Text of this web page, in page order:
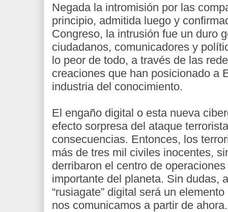
Negada la intromisión por las
principio, admitida luego y
Congreso, la intrusión fue un duro
ciudadanos, comunicadores y
lo peor de todo, a través de las
creaciones que han posicionado a
industria del conocimiento.
El engaño digital o esta nueva
efecto sorpresa del ataque
consecuencias. Entonces, los
más de tres mil civiles inocentes,
derribaron el centro de
importante del planeta. Sin dudas,
“rusiagate” digital será un
nos comunicamos a partir de ahora.